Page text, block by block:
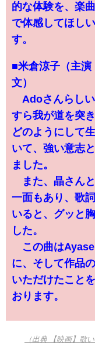
的な体験を、楽
で体感してほし
す。
■米倉涼子（主
文）
Adoさんらしい
すら我が道を突
どのようにして
いて、強い意志
ました。
また、晶さん
一面もあり、歌
いると、グッと
した。
この曲はAyase
に、そして作品
いただけたこと
おります。
（出典 【映画】歌